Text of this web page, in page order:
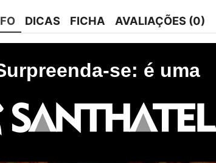
DICAS FICHA AVALIAÇÕES (0)
se: é uma